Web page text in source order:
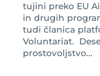
tujini preko EU
in drugih
tudi članica
Voluntariat.
prostovoljstvo...